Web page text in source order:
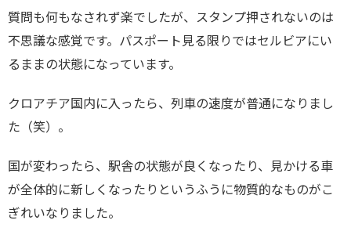
質問も何もなされず楽でしたが、スタンプ押されないのは
不思議な感覚です。パスポート見る限りではセルビアにい
るままの状態になっています。
クロアチア国内に入ったら、列車の速度が普通になりまし
た（笑）。
国が変わったら、駅舎の状態が良くなったり、見かける車
が全体的に新しくなったりというふうに物質的なものがこ
ぎれいなりました。